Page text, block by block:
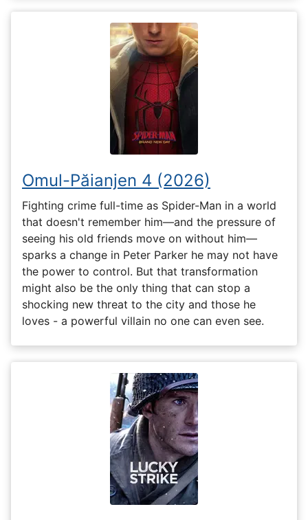
Omul-Păianjen 4 (2026)
Fighting crime full-time as Spider-Man in a world
that doesn't remember him—and the pressure of
seeing his old friends move on without him—
sparks a change in Peter Parker he may not have
the power to control. But that transformation
might also be the only thing that can stop a
shocking new threat to the city and those he
loves - a powerful villain no one can even see.